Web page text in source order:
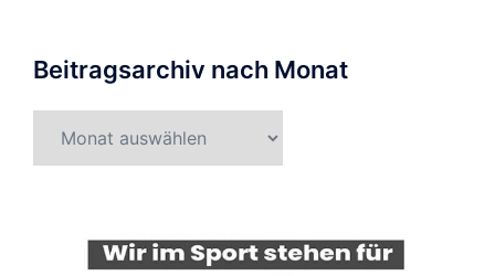
Beitragsarchiv nach Monat
nach